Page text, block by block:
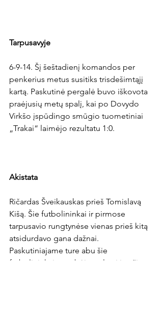
Tarpusavyje
6-9-14. Šį šeštadienį komandos per
penkerius metus susitiks trisdešimtąjį
kartą. Paskutinė pergalė buvo iškovota
praėjusių metų spalį, kai po Dovydo
Virkšo įspūdingo smūgio tuometiniai
„Trakai“ laimėjo rezultatu 1:0.
Akistata
Ričardas Šveikauskas prieš Tomislavą
Kišą. Šie futbolininkai ir pirmose
tarpusavio rungtynėse vienas prieš kitą
atsidurdavo gana dažnai.
Paskutiniajame ture abu šie
futbolininkai sugebėjo pelnyti įvarčius